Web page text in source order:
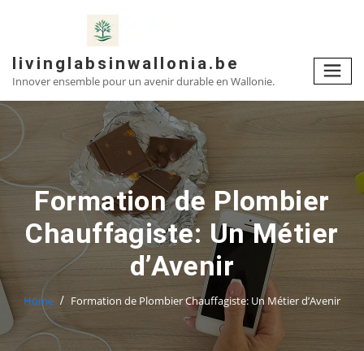
livinglabsinwallonia.be
Innover ensemble pour un avenir durable en Wallonie.
Formation de Plombier
Chauffagiste: Un Métier
d’Avenir
Home Formation de Plombier Chauffagiste: Un Métier d’Avenir